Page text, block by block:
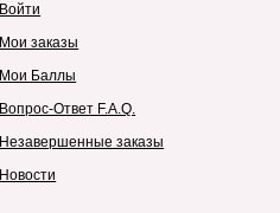
Войти
Мои заказы
Мои Баллы
Вопрос-Ответ F.A.Q.
Незавершенные заказы
Новости